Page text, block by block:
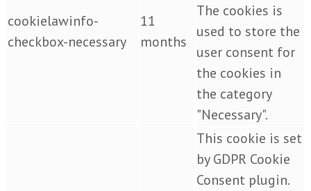
cookielawinfo-
checkbox-necessary
11
months
The cookies is
used to store the
user consent for
the cookies in
the category
"Necessary".
This cookie is set
by GDPR Cookie
Consent plugin.